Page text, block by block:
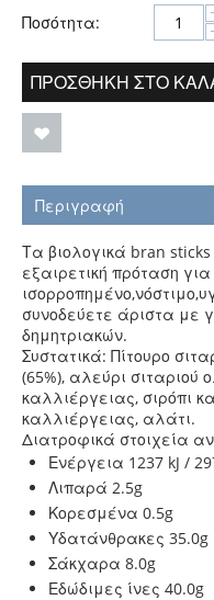
Ποσότητα:
ΠΡΟΣΘΉΚΗ ΣΤΟ
Περιγραφή
Τα βιολογικά bran sticks
εξαιρετική πρόταση
συνοδεύετε άριστα με
δημητριακών.
Συστατικά: Πίτουρο
(65%), αλεύρι σιταριού
καλλιέργειας, σιρόπι
καλλιέργειας, αλάτι.
Διατροφικά στοιχεία
Ενέργεια 1237 kJ /
Λιπαρά 2.5g
Κορεσμένα 0.5g
Υδατάνθρακες 35.0g
Σάκχαρα 8.0g
Εδώδιμες ίνες 40.0g